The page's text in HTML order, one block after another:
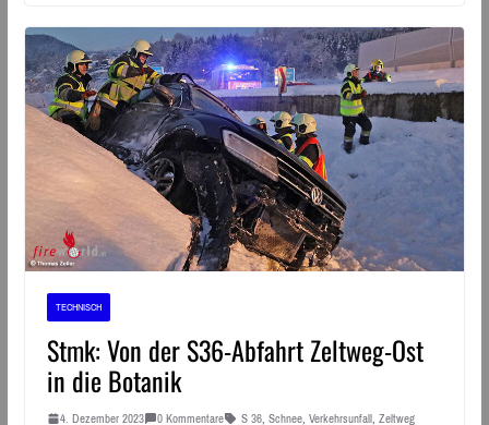
TECHNISCH
Stmk: Von der S36-Abfahrt Zeltweg-Ost
in die Botanik
4. Dezember 2023 0 Kommentare S 36, Schnee, Verkehrsunfall, Zeltweg